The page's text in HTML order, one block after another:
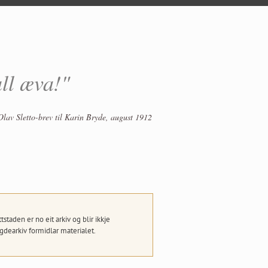
æva!"
Sletto-brev til Karin Bryde, august 1912
er no eit arkiv og blir ikkje
formidlar materialet.